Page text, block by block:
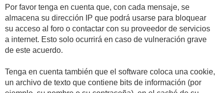
Por favor tenga en cuenta que, con cada mensaje, se
almacena su dirección IP que podrá usarse para bloquear
su acceso al foro o contactar con su proveedor de servicios
a internet. Esto solo ocurrirá en caso de vulneración grave
de este acuerdo.
Tenga en cuenta también que el software coloca una cookie,
un archivo de texto que contiene bits de información (por